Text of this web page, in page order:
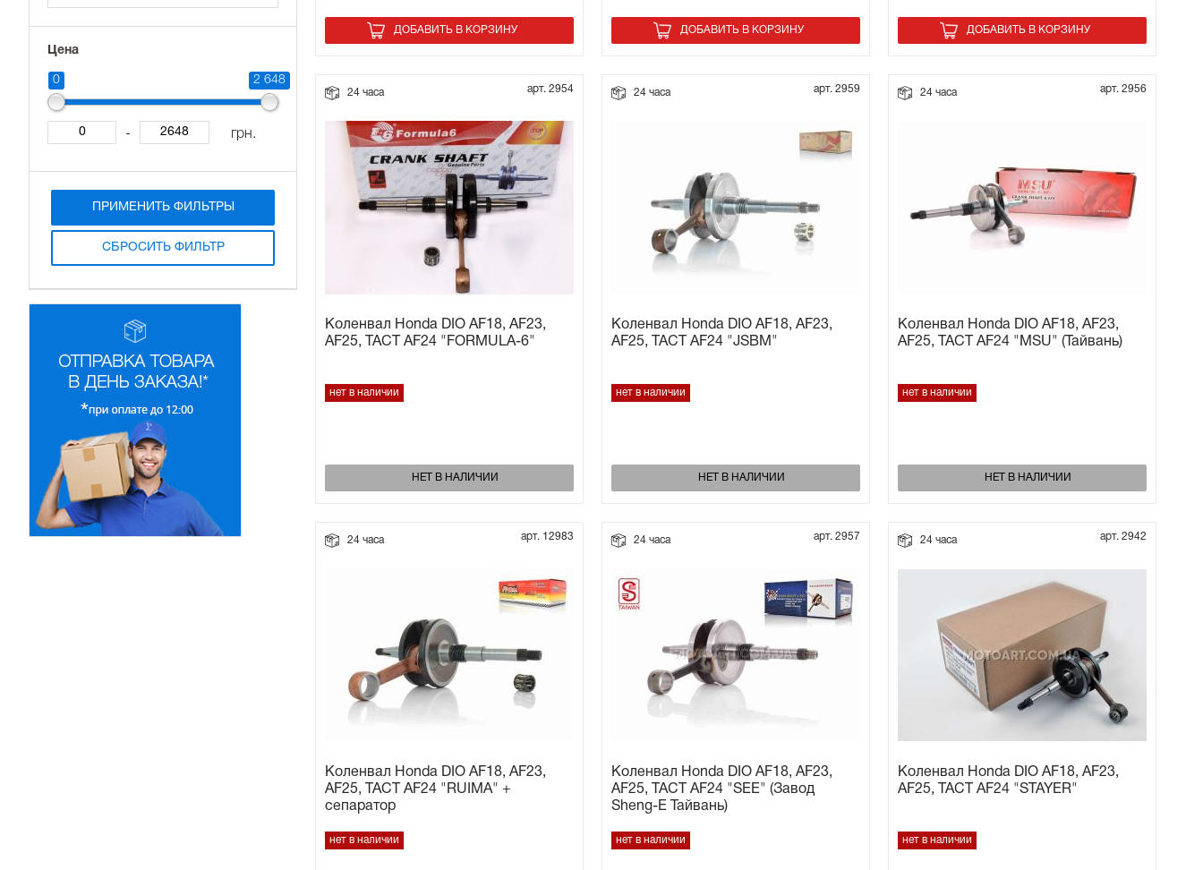
Свечи на мотоблок
Глушитель на мотоблок
Элементы управления, тросики на мотоблок
Цена
0 2 648
- грн.
ПРИМЕНИТЬ ФИЛЬТРЫ
СБРОСИТЬ ФИЛЬТР
ДОБАВИТЬ В КОРЗИНУ ДОБАВИТЬ В КОРЗИНУ ДОБАВИТЬ В КОРЗИНУ
24 часа арт. 2954
Коленвал Honda DIO AF18, AF23,
AF25, TACT AF24 "FORMULA-6"
нет в наличии
НЕТ В НАЛИЧИИ
24 часа арт. 2959
Коленвал Honda DIO AF18, AF23,
AF25, TACT AF24 "JSBM"
нет в наличии
НЕТ В НАЛИЧИИ
24 часа арт. 2956
Коленвал Honda DIO AF18, AF23,
AF25, TACT AF24 "MSU" (Тайвань)
нет в наличии
НЕТ В НАЛИЧИИ
24 часа арт. 12983
Коленвал Honda DIO AF18, AF23,
AF25, TACT AF24 "RUIMA" +
сепаратор
нет в наличии
24 часа арт. 2957
Коленвал Honda DIO AF18, AF23,
AF25, TACT AF24 "SEE" (Завод
Sheng-E Тайвань)
нет в наличии
24 часа арт. 2942
Коленвал Honda DIO AF18, AF23,
AF25, TACT AF24 "STAYER"
нет в наличии